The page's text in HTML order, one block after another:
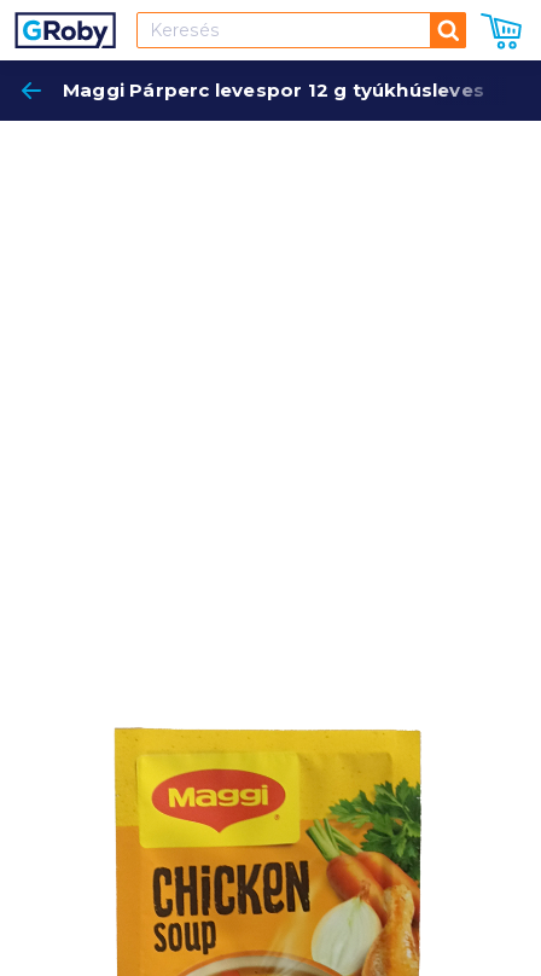
Keresés
Maggi Párperc levespor 12 g tyúkhúsleves